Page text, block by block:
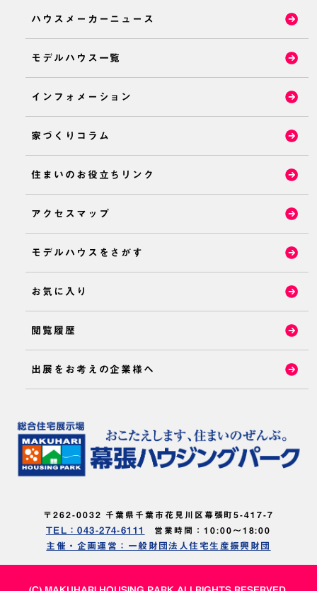
ハウスメーカーニュース
モデルハウス一覧
インフォメーション
家づくりコラム
住まいのお役立ちリンク
アクセスマップ
モデルハウスをさがす
お気に入り
閲覧履歴
出展をお考えの企業様へ
〒262-0032 千葉県千葉市花見川区幕張町5-417-7
TEL：043-274-6111 営業時間：10:00～18:00
主催・企画運営：一般財団法人住宅生産振興財団